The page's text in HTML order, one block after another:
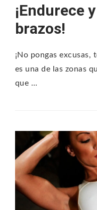
¡Endurece
brazos!
¡No pongas
es una de las zonas
que …